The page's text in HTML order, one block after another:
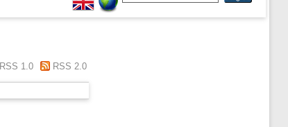
RSS 1.0 RSS 2.0